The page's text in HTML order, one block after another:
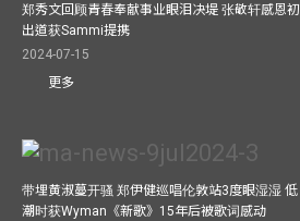
郑秀文回顾青春奉献事业眼泪决堤 张敬轩感恩初
出道获Sammi提携
2024-07-15
更多
带埋黄淑蔓开骚 郑伊健巡唱伦敦站3度眼湿湿 低
潮时获Wyman《新歌》15年后被歌词感动